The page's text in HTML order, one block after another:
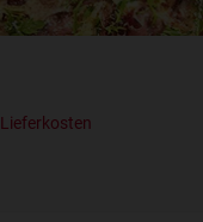
Lieferkosten